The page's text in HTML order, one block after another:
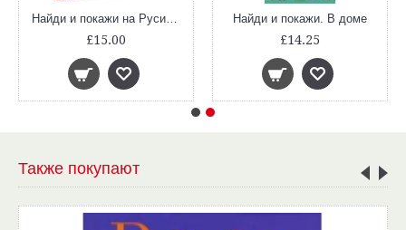
£15.00
Найди и покажи. В доме
£14.25
Также покупают